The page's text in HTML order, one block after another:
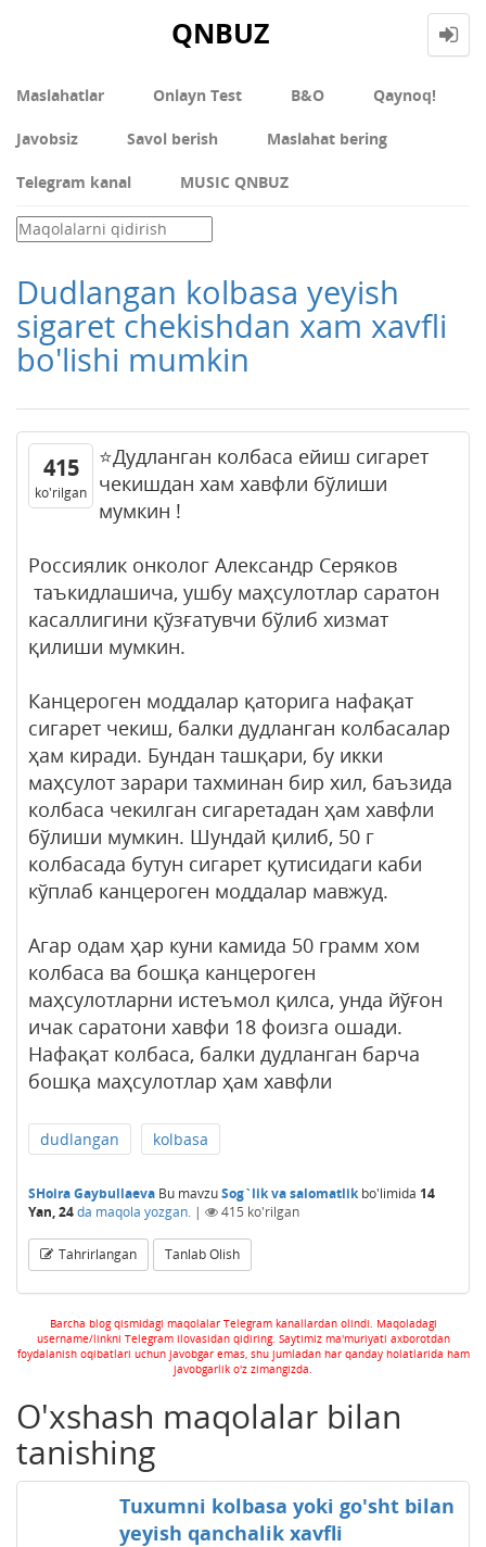
QNBUZ
Maslahatlar Onlayn Test В&О Qaynoq!
Javobsiz Savol berish Maslahat bering
Telegram kanal MUSIC QNBUZ
Dudlangan kolbasa yeyish
sigaret chekishdan xam xavfli
bo'lishi mumkin
415
ko'rilgan
⭐️Дудланган колбаса ейиш сигарет
чекишдан хам хавфли бўлиши
мумкин !
Россиялик онколог Александр Серяков
таъкидлашича, ушбу маҳсулотлар саратон
касаллигини қўзғатувчи бўлиб хизмат
қилиши мумкин.
Канцероген моддалар қаторига нафақат
сигарет чекиш, балки дудланган колбасалар
ҳам киради. Бундан ташқари, бу икки
маҳсулот зарари тахминан бир хил, баъзида
колбаса чекилган сигаретадан ҳам хавфли
бўлиши мумкин. Шундай қилиб, 50 г
колбасада бутун сигарет қутисидаги каби
кўплаб канцероген моддалар мавжуд.
Агар одам ҳар куни камида 50 грамм хом
колбаса ва бошқа канцероген
маҳсулотларни истеъмол қилса, унда йўғон
ичак саратони хавфи 18 фоизга ошади.
Нафақат колбаса, балки дудланган барча
бошқа маҳсулотлар ҳам хавфли
dudlangan kolbasa
SHoira Gaybullaeva Bu mavzuSog`lik va salomatlikbo'limida 14
Yan, 24da maqola yozgan. | 415 ko'rilgan
Tahrirlangan Tanlab Olish
Barcha blog qismidagi maqolalar Telegram kanallardan olindi. Maqoladagi
username/linkni Telegram ilovasidan qidiring. Saytimiz ma'muriyati axborotdan
foydalanish oqibatlari uchun javobgar emas, shu jumladan har qanday holatlarida ham
javobgarlik o'z zimangizda.
O'xshash maqolalar bilan
tanishing
Tuxumni kolbasa yoki go'sht bilan
yeyish qanchalik xavfli